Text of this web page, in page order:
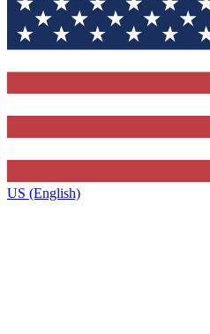
US (English)